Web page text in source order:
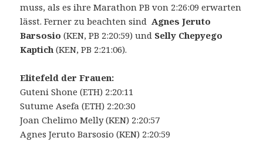
muss, als es ihre Marathon PB von 2:26:09 erwarten
lässt. Ferner zu beachten sind Agnes Jeruto
Barsosio (KEN, PB 2:20:59) und Selly Chepyego
Kaptich (KEN, PB 2:21:06).
Elitefeld der Frauen:
Guteni Shone (ETH) 2:20:11
Sutume Asefa (ETH) 2:20:30
Joan Chelimo Melly (KEN) 2:20:57
Agnes Jeruto Barsosio (KEN) 2:20:59